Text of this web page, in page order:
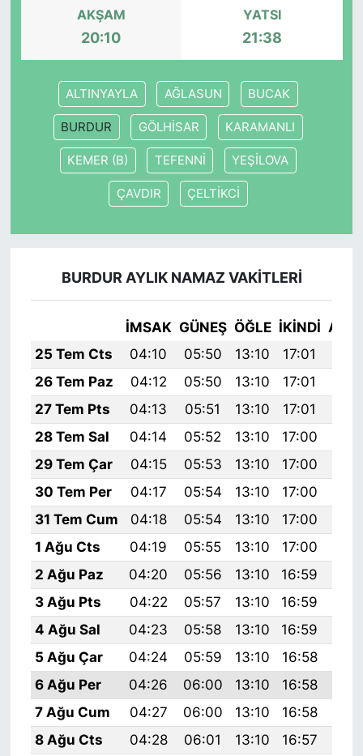
AKŞAM
20:10
YATSI
21:38
ALTINYAYLA AĞLASUN BUCAK
BURDUR GÖLHİSAR KARAMANLI
KEMER (B) TEFENNİ YEŞİLOVA
ÇAVDIR ÇELTİKCİ
BURDUR AYLIK NAMAZ VAKITLERI
İMSAK GÜNEŞ ÖĞLE İKINDI
25 Tem Cts
04:10 05:50 13:10 17:01
26 Tem Paz
04:12 05:50 13:10 17:01
27 Tem Pts
04:13 05:51 13:10 17:01
28 Tem Sal
04:14 05:52 13:10 17:00
29 Tem Çar
04:15 05:53 13:10 17:00
30 Tem Per
04:17 05:54 13:10 17:00
31 Tem Cum
04:18 05:54 13:10 17:00
1 Ağu Cts
04:19 05:55 13:10 17:00
2 Ağu Paz
04:20 05:56 13:10 16:59
3 Ağu Pts
04:22 05:57 13:10 16:59
4 Ağu Sal
04:23 05:58 13:10 16:59
5 Ağu Çar
04:24 05:59 13:10 16:58
6 Ağu Per
04:26 06:00 13:10 16:58
7 Ağu Cum
04:27 06:00 13:10 16:58
8 Ağu Cts
04:28 06:01 13:10 16:57